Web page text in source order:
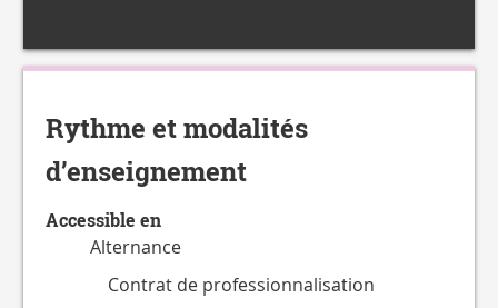
Rythme et modalités
d’enseignement
Accessible en
Alternance
Contrat de professionnalisation